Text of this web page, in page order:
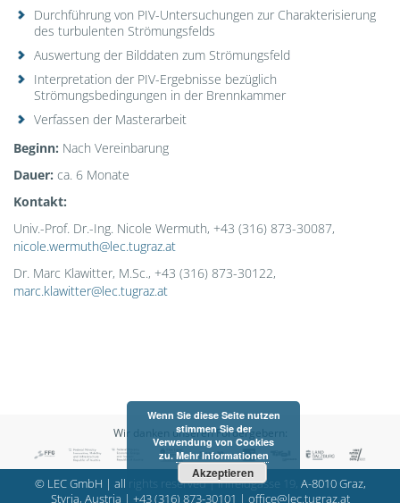
Durchführung von PIV-Untersuchungen zur Charakterisierung
des turbulenten Strömungsfelds
Auswertung der Bilddaten zum Strömungsfeld
Interpretation der PIV-Ergebnisse bezüglich
Strömungsbedingungen in der Brennkammer
Verfassen der Masterarbeit
Beginn: Nach Vereinbarung
Dauer: ca. 6 Monate
Kontakt:
Univ.-Prof. Dr.-Ing. Nicole Wermuth, +43 (316) 873-30087,
nicole.wermuth@lec.tugraz.at
Dr. Marc Klawitter, M.Sc., +43 (316) 873-30122,
marc.klawitter@lec.tugraz.at
Wir danken unseren Fördergebern:
© LEC GmbH | all rights reserved | Inffeldgasse 19, A-8010 Graz,
Styria, Austria | +43 (316) 873-30101 | office@lec.tugraz.at
Wenn Sie diese Seite nutzen
stimmen Sie der
Verwendung von Cookies
zu. Mehr Informationen
Akzeptieren